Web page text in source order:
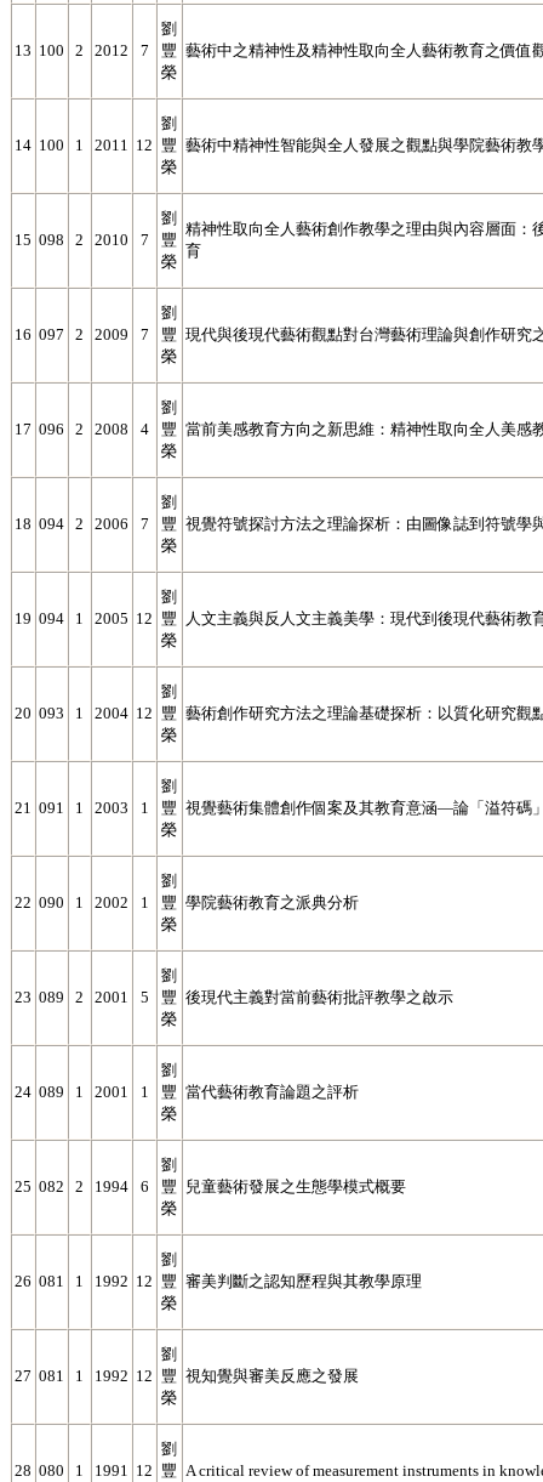
13 100 2 2012 7
劉
豐
榮
藝術中之精神性及精神性取向全人藝術教育之價值
14 100 1 2011 12
劉
豐
榮
藝術中精神性智能與全人發展之觀點與學院藝術教
15 098 2 2010 7
劉
豐
榮
精神性取向全人藝術創作教學之理由與內容層面：
育
16 097 2 2009 7
劉
豐
榮
現代與後現代藝術觀點對台灣藝術理論與創作研究
17 096 2 2008 4
劉
豐
榮
當前美感教育方向之新思維：精神性取向全人美感
18 094 2 2006 7
劉
豐
榮
視覺符號探討方法之理論探析：由圖像誌到符號學
19 094 1 2005 12
劉
豐
榮
人文主義與反人文主義美學：現代到後現代藝術教
20 093 1 2004 12
劉
豐
榮
藝術創作研究方法之理論基礎探析：以質化研究觀
21 091 1 2003 1
劉
豐
榮
視覺藝術集體創作個案及其教育意涵—論「溢符碼
22 090 1 2002 1
劉
豐
榮
學院藝術教育之派典分析
23 089 2 2001 5
劉
豐
榮
後現代主義對當前藝術批評教學之啟示
24 089 1 2001 1
劉
豐
榮
當代藝術教育論題之評析
25 082 2 1994 6
劉
豐
榮
兒童藝術發展之生態學模式概要
26 081 1 1992 12
劉
豐
榮
審美判斷之認知歷程與其教學原理
27 081 1 1992 12
劉
豐
榮
視知覺與審美反應之發展
28 080 1 1991 12
劉
豐 A critical review of measurement instruments in